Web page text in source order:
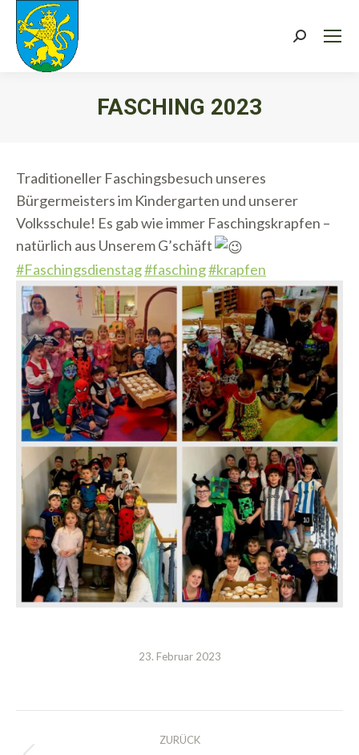
Search:
FASCHING 2023
Traditioneller Faschingsbesuch unseres
Bürgermeisters im Kindergarten und unserer
Volksschule! Es gab wie immer Faschingskrapfen –
natürlich aus Unserem G’schäft
#Faschingsdienstag#fasching#krapfen
23. Februar 2023
Kommentarnavigation
ZURÜCK